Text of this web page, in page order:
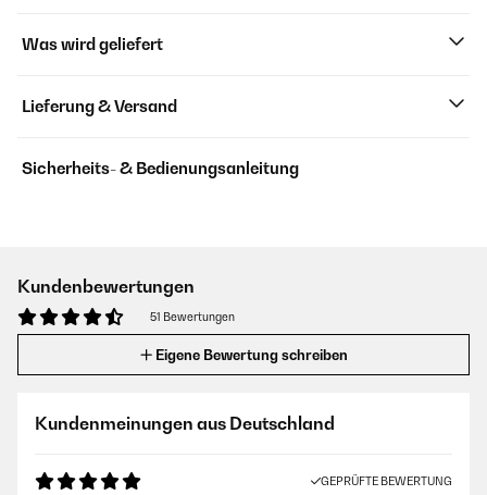
Was wird geliefert
Lieferung & Versand
Sicherheits- & Bedienungsanleitung
Kundenbewertungen
51 Bewertungen
Eigene Bewertung schreiben
Kundenmeinungen aus Deutschland
GEPRÜFTE BEWERTUNG